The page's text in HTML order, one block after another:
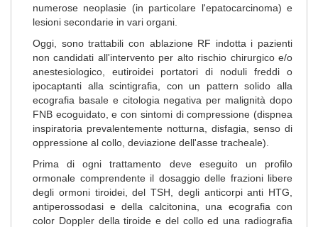
numerose neoplasie (in particolare l'epatocarcinoma) e
lesioni secondarie in vari organi.
Oggi, sono trattabili con ablazione RF indotta i pazienti
non candidati all'intervento per alto rischio chirurgico e/o
anestesiologico, eutiroidei portatori di noduli freddi o
ipocaptanti alla scintigrafia, con un pattern solido alla
ecografia basale e citologia negativa per malignità dopo
FNB ecoguidato, e con sintomi di compressione (dispnea
inspiratoria prevalentemente notturna, disfagia, senso di
oppressione al collo, deviazione dell'asse tracheale).
Prima di ogni trattamento deve eseguito un profilo
ormonale comprendente il dosaggio delle frazioni libere
degli ormoni tiroidei, del TSH, degli anticorpi anti HTG,
antiperossodasi e della calcitonina, una ecografia con
color Doppler della tiroide e del collo ed una radiografia